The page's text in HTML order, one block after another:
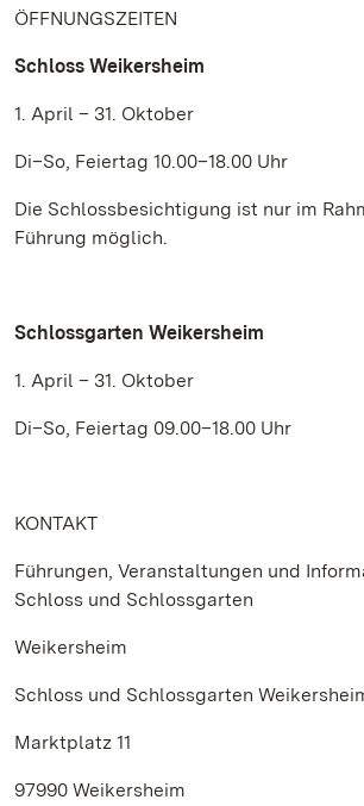
ÖFFNUNGSZEITEN
Schloss Weikersheim
1. April – 31. Oktober
Di–So, Feiertag 10.00–18.00 Uhr
Die Schlossbesichtigung ist nur im
Führung möglich.
Schlossgarten Weikersheim
1. April – 31. Oktober
Di–So, Feiertag 09.00–18.00 Uhr
KONTAKT
Führungen, Veranstaltungen und
Schloss und Schlossgarten
Weikersheim
Schloss und Schlossgarten
Marktplatz 11
97990 Weikersheim